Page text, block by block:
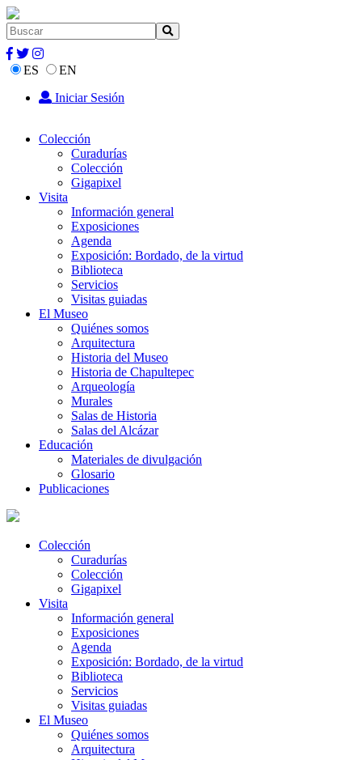
ES
EN
Iniciar Sesión
Colección
Curadurías
Colección
Gigapixel
Visita
Información general
Exposiciones
Agenda
Exposición: Bordado, de la virtud
Biblioteca
Servicios
Visitas guiadas
El Museo
Quiénes somos
Arquitectura
Historia del Museo
Historia de Chapultepec
Arqueología
Murales
Salas de Historia
Salas del Alcázar
Educación
Materiales de divulgación
Glosario
Publicaciones
Colección
Curadurías
Colección
Gigapixel
Visita
Información general
Exposiciones
Agenda
Exposición: Bordado, de la virtud
Biblioteca
Servicios
Visitas guiadas
El Museo
Quiénes somos
Arquitectura